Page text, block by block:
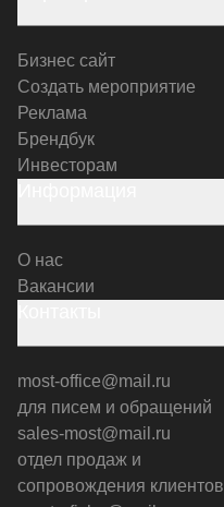
Бизнес сайт
Создать мероприятие
Реклама
Брендбук
Инвесторам
О нас
Вакансии
most-office@mail.ru
для писем и обращений
sales-most@mail.ru
отдел продаж и
сопровождения клиентов